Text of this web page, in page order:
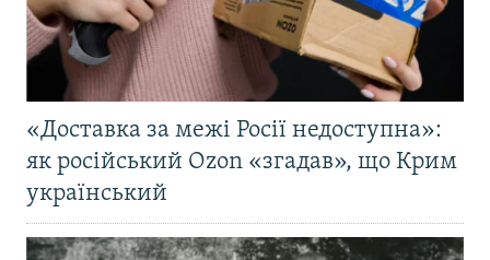
«Доставка за межі Росії недоступна»:
як російський Ozon «згадав», що Крим
український